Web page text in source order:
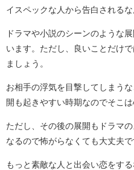
イスペックな人から告白される
ドラマや小説のシーンのような
います。ただし、良いことだけ
ましょう。
お相手の浮気を目撃してしまう
開も起きやすい時期なのでそこは
ただし、その後の展開もドラマ
なるので怖がらなくても大丈夫で
もっと素敵な人と出会い恋をす